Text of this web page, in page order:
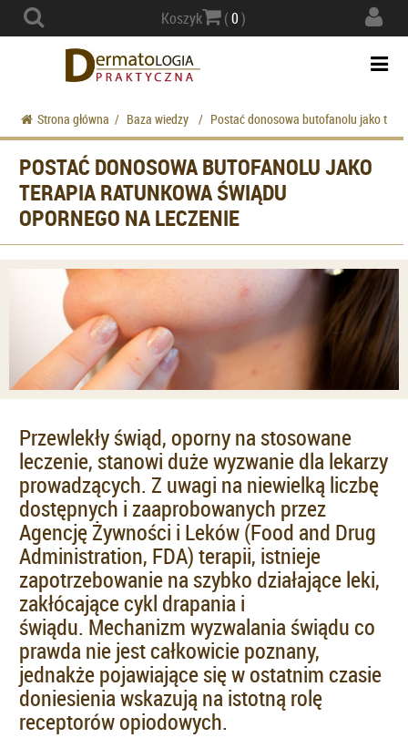
Koszyk (0)
Strona główna / Baza wiedzy / Postać donosowa butofanolu jako
POSTAĆ DONOSOWA BUTOFANOLU JAKO
TERAPIA RATUNKOWA ŚWIĄDU
OPORNEGO NA LECZENIE
Przewlekły świąd, oporny na stosowane
leczenie, stanowi duże wyzwanie dla lekarzy
prowadzących. Z uwagi na niewielką liczbę
dostępnych i zaaprobowanych przez
Agencję Żywności i Leków (Food and Drug
Administration, FDA) terapii, istnieje
zapotrzebowanie na szybko działające leki,
zakłócające cykl drapania i
świądu. Mechanizm wyzwalania świądu co
prawda nie jest całkowicie poznany,
jednakże pojawiające się w ostatnim czasie
doniesienia wskazują na istotną rolę
receptorów opiodowych.